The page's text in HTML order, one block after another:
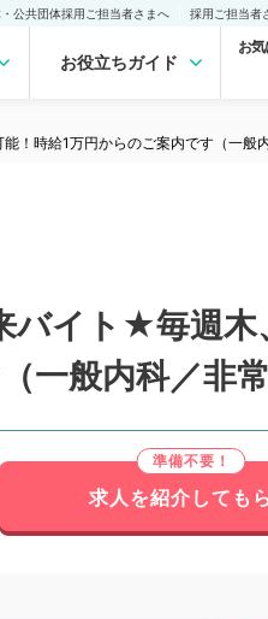
公共団体採用ご担当者さまへ 採用ご担当者
お役立ちガイド
お
！時給1万円からのご案内です（一般
バイト★毎週
一般内科／非
求人を紹介しても